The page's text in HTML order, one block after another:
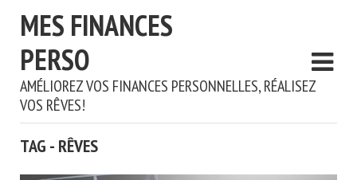
MES FINANCES
PERSO
AMÉLIOREZ VOS FINANCES PERSONNELLES, RÉALISEZ
VOS RÊVES!
TAG - RÊVES